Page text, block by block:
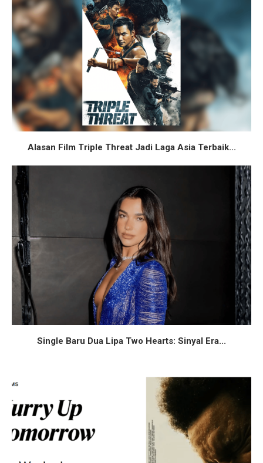
Alasan Film Triple Threat Jadi Laga Asia Terbaik...
Single Baru Dua Lipa Two Hearts: Sinyal Era...